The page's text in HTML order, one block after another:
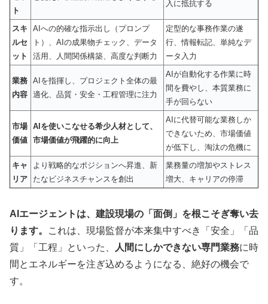
ト
入に抵抗する
スキ
ルセ
ット
AIへの的確な指示出し（プロンプ
ト）、AIの成果物チェック、データ
活用、人間関係構築、高度な判断力
定型的な事務作業の遂
行、情報転記、単純なデ
ータ入力
業務
内容
AIを指揮し、プロジェクト全体の最
適化、品質・安全・工程管理に注力
AIが自動化する作業に時
間を費やし、本質業務に
手が回らない
市場
価値
AIを使いこなせる希少人材として、
市場価値が飛躍的に向上
AIに代替可能な業務しか
できないため、市場価値
が低下し、淘汰の危機に
キャ
リア
より戦略的なポジションへ昇進、新
たなビジネスチャンスを創出
業務量の増加やストレス
増大、キャリアの停滞
AIエージェントは、建設現場の「面倒」を根こそぎ奪い去
ります。
これは、現場監督が本来集中すべき「安全」「品
質」「工程」といった、
人間にしかできない専門業務に時
間とエネルギーを注ぎ込めるようになる、絶好の機会で
す。